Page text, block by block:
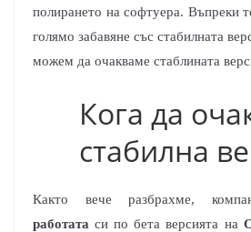
полирането на софтуера. Въпреки
голямо забавяне със стабилната
можем да очакваме стаблината
Кога да
стабилна
Както вече разбрахме,
работатаси по бета версията на